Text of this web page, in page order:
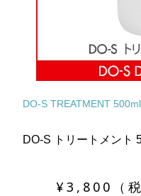
DO-S TREATMENT 500ml
DO-S トリートメント
¥3,800（税